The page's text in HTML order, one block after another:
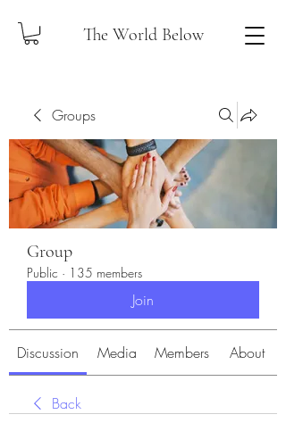
The World Below
Groups
Group
Public · 135 members
Join
Discussion Media Members About
Back